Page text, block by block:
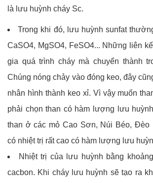
là lưu huỳnh cháy Sc.
Trong khi đó, lưu huỳnh sunfat
CaSO4, MgSO4, FeSO4... Những liên
gia quá trình cháy mà chuyển thành
Chúng nóng chảy vào đóng keo, đây
nhân hình thành keo xỉ. Vì vậy muốn
phải chọn than có hàm lượng lưu
than ở các mỏ Cao Sơn, Núi Béo, Đèo
có nhiệt trị rất cao có hàm lượng lưu
Nhiệt trị của lưu huỳnh bằng
cacbon. Khi cháy lưu huỳnh sẽ tạo ra